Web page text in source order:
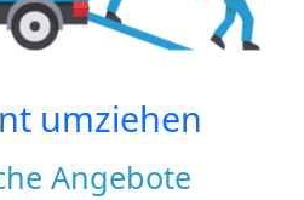
umziehen
Angebote